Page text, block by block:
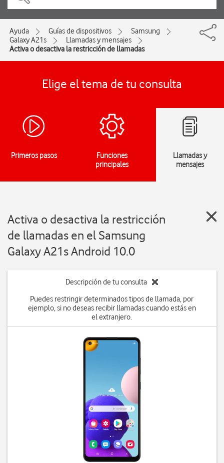
Ayuda Guías de dispositivos
Samsung
Galaxy A21s
Llamadas y mensajes
Activa o desactiva la restricción de llamadas
Elige el tema de tu consulta
Primeros pasos
Funciones
principales
Llamadas y
mensajes
Activa o desactiva la restricción
de llamadas en el Samsung
Galaxy A21s Android 10.0
Descripción de tu consulta
Puedes restringir determinados tipos de llamada, por
ejemplo, si no deseas recibir llamadas cuando estás en
el extranjero.